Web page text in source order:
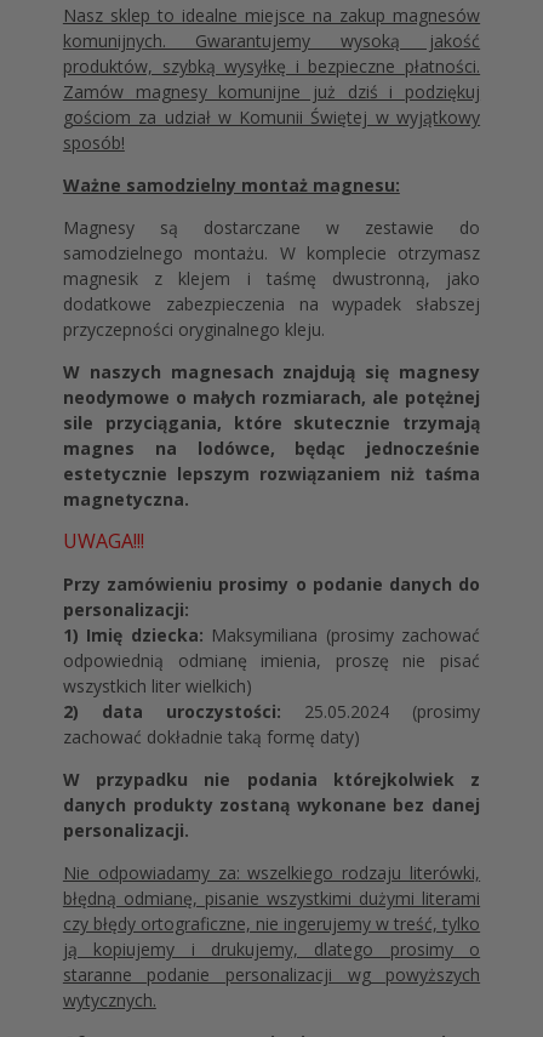
Nasz sklep to idealne miejsce na zakup magnesów
komunijnych. Gwarantujemy wysoką jakość
produktów, szybką wysyłkę i bezpieczne płatności.
Zamów magnesy komunijne już dziś i podziękuj
gościom za udział w Komunii Świętej w wyjątkowy
sposób!
Ważne samodzielny montaż magnesu:
Magnesy są dostarczane w zestawie do
samodzielnego montażu. W komplecie otrzymasz
magnesik z klejem i taśmę dwustronną, jako
dodatkowe zabezpieczenia na wypadek słabszej
przyczepności oryginalnego kleju.
W naszych magnesach znajdują się magnesy
neodymowe o małych rozmiarach, ale potężnej
sile przyciągania, które skutecznie trzymają
magnes na lodówce, będąc jednocześnie
estetycznie lepszym rozwiązaniem niż taśma
magnetyczna.
UWAGA!!!
Przy zamówieniu prosimy o podanie danych do
personalizacji:
1) Imię dziecka: Maksymiliana (prosimy zachować
odpowiednią odmianę imienia, proszę nie pisać
wszystkich liter wielkich)
2) data uroczystości: 25.05.2024 (prosimy
zachować dokładnie taką formę daty)
W przypadku nie podania którejkolwiek z
danych produkty zostaną wykonane bez danej
personalizacji.
Nie odpowiadamy za: wszelkiego rodzaju literówki,
błędną odmianę, pisanie wszystkimi dużymi literami
czy błędy ortograficzne, nie ingerujemy w treść, tylko
ją kopiujemy i drukujemy, dlatego prosimy o
staranne podanie personalizacji wg powyższych
wytycznych.